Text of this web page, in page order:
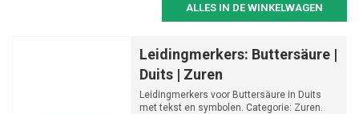
ALLES IN DE WINKELWAGEN
Leidingmerkers: Buttersäure |
Duits | Zuren
Leidingmerkers voor Buttersäure in Duits
met tekst en symbolen. Categorie: Zuren.